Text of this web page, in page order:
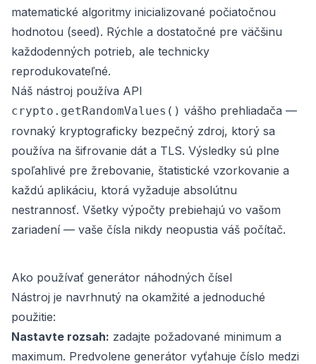
matematické algoritmy inicializované počiatočnou
hodnotou (seed). Rýchle a dostatočné pre väčšinu
každodenných potrieb, ale technicky
reprodukovateľné.
Náš nástroj používa API
crypto.getRandomValues() vášho prehliadača —
rovnaký kryptograficky bezpečný zdroj, ktorý sa
používa na šifrovanie dát a TLS. Výsledky sú plne
spoľahlivé pre žrebovanie, štatistické vzorkovanie a
každú aplikáciu, ktorá vyžaduje absolútnu
nestrannosť. Všetky výpočty prebiehajú vo vašom
zariadení — vaše čísla nikdy neopustia váš počítač.
Ako používať generátor náhodných čísel
Nástroj je navrhnutý na okamžité a jednoduché
použitie:
Nastavte rozsah: zadajte požadované minimum a
maximum. Predvolene generátor vyťahuje číslo medzi